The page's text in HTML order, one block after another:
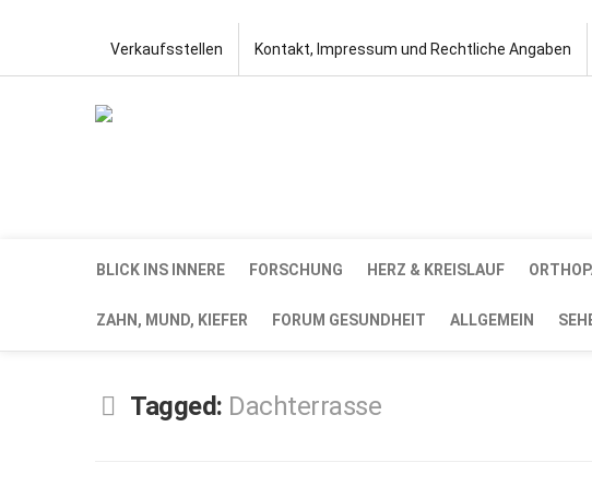
Verkaufsstellen Kontakt, Impressum und Rechtliche Angaben
BLICK INS INNERE FORSCHUNG HERZ & KREISLAUF
ZAHN, MUND, KIEFER FORUM GESUNDHEIT ALLGEMEIN
Tagged: Dachterrasse